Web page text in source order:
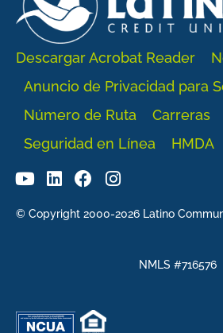
Descargar Acrobat Reader
Anuncio de Privacidad para
Número de Ruta
Carreras
Seguridad en Línea
HMDA
© Copyright 2000-2026 Latino
NMLS #716576